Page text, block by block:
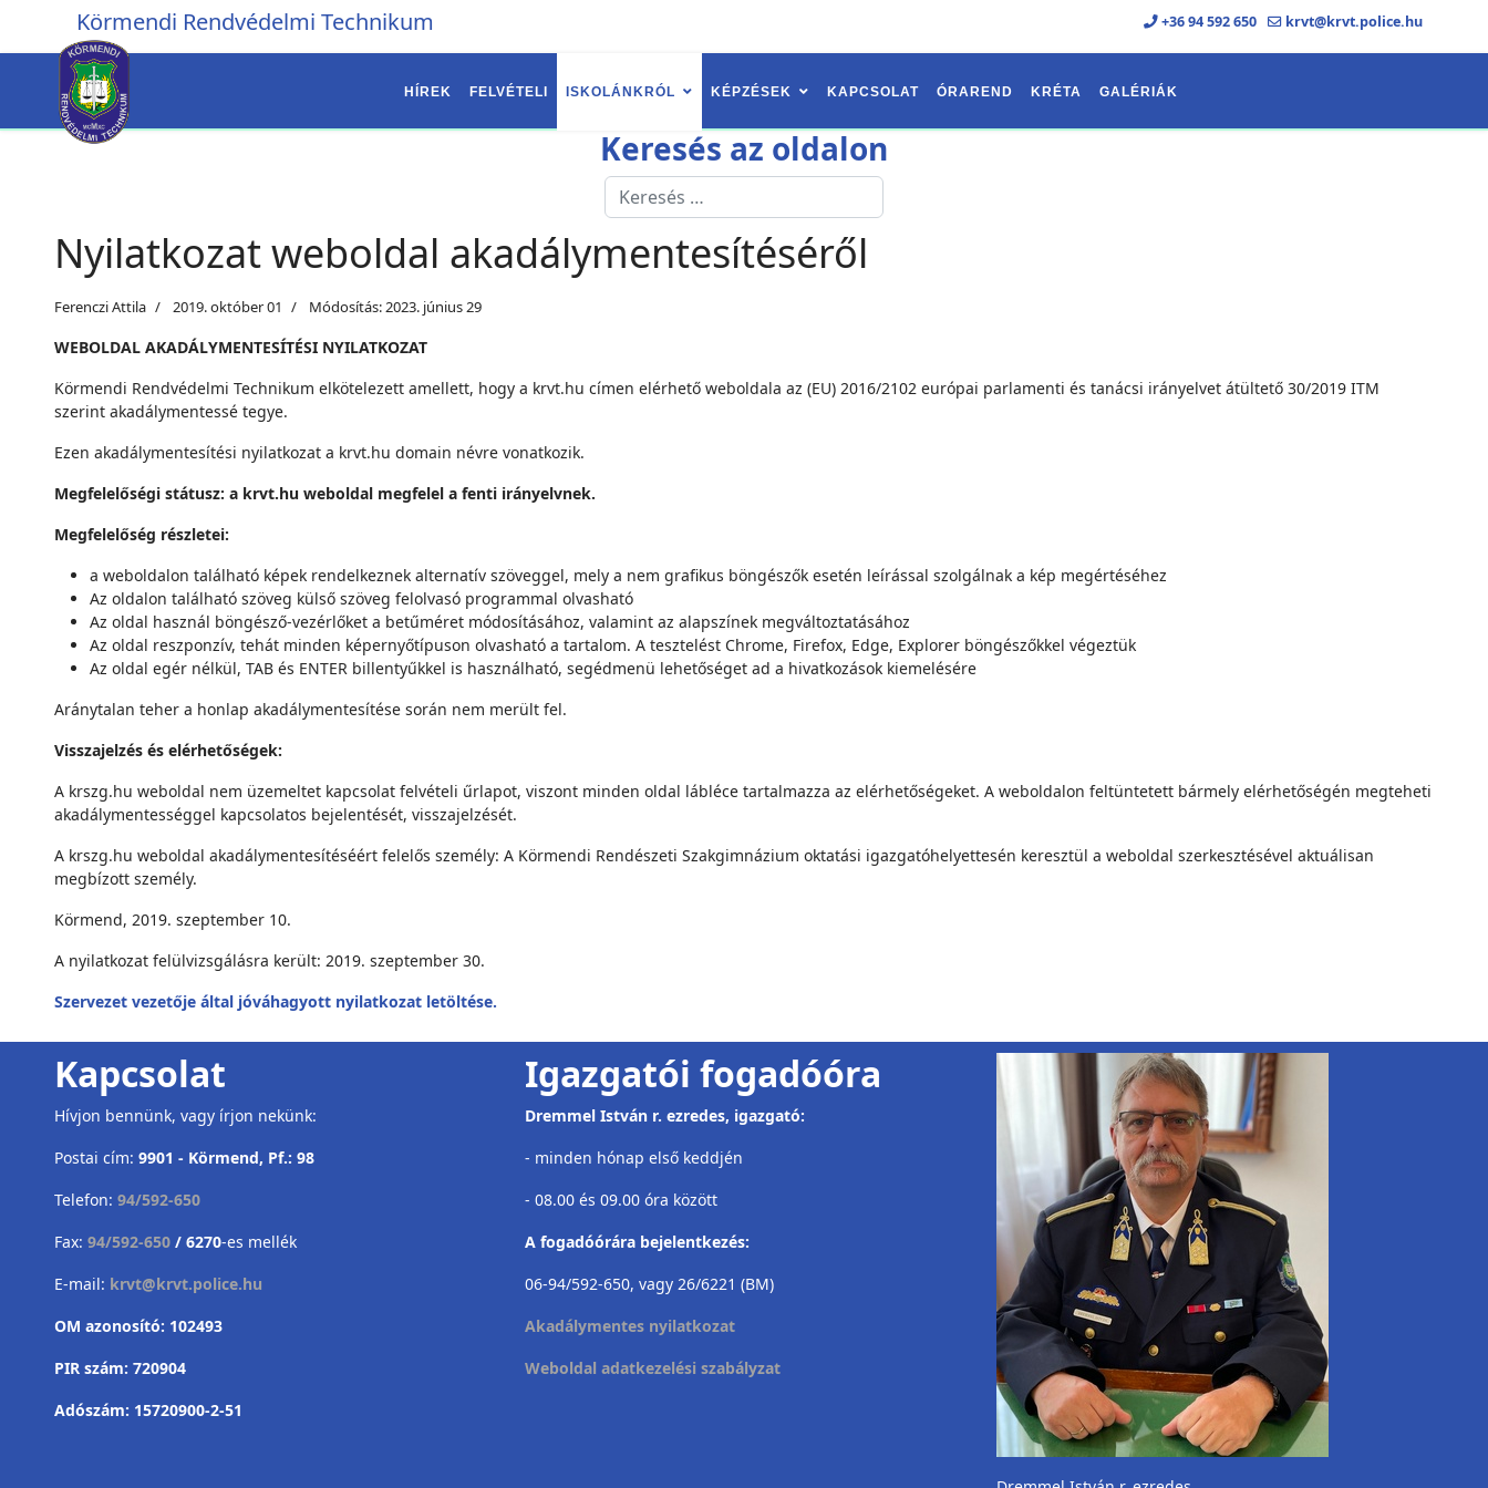
Körmendi Rendvédelmi Technikum +36 94 592 650 krvt@krvt.police.hu
HÍREK FELVÉTELI ISKOLÁNKRÓL KÉPZÉSEK KAPCSOLAT ÓRAREND KRÉTA GALÉRIÁK
Keresés az oldalon
Keresés
Nyilatkozat weboldal akadálymentesítéséről
Ferenczi Attila 2019. október 01 Módosítás: 2023. június 29
WEBOLDAL AKADÁLYMENTESÍTÉSI NYILATKOZAT
Körmendi Rendvédelmi Technikum elkötelezett amellett, hogy a krvt.hu címen elérhető weboldala az (EU) 2016/2102 európai parlamenti és tanácsi irányelvet átültető 30/2019 ITM
szerint akadálymentessé tegye.
Ezen akadálymentesítési nyilatkozat a krvt.hu domain névre vonatkozik.
Megfelelőségi státusz: a krvt.hu weboldal megfelel a fenti irányelvnek.
Megfelelőség részletei:
a weboldalon található képek rendelkeznek alternatív szöveggel, mely a nem grafikus böngészők esetén leírással szolgálnak a kép megértéséhez
Az oldalon található szöveg külső szöveg felolvasó programmal olvasható
Az oldal használ böngésző-vezérlőket a betűméret módosításához, valamint az alapszínek megváltoztatásához
Az oldal reszponzív, tehát minden képernyőtípuson olvasható a tartalom. A tesztelést Chrome, Firefox, Edge, Explorer böngészőkkel végeztük
Az oldal egér nélkül, TAB és ENTER billentyűkkel is használható, segédmenü lehetőséget ad a hivatkozások kiemelésére
Aránytalan teher a honlap akadálymentesítése során nem merült fel.
Visszajelzés és elérhetőségek:
A krszg.hu weboldal nem üzemeltet kapcsolat felvételi űrlapot, viszont minden oldal lábléce tartalmazza az elérhetőségeket. A weboldalon feltüntetett bármely elérhetőségén megteheti
akadálymentességgel kapcsolatos bejelentését, visszajelzését.
A krszg.hu weboldal akadálymentesítéséért felelős személy: A Körmendi Rendészeti Szakgimnázium oktatási igazgatóhelyettesén keresztül a weboldal szerkesztésével aktuálisan
megbízott személy.
Körmend, 2019. szeptember 10.
A nyilatkozat felülvizsgálásra került: 2019. szeptember 30.
Szervezet vezetője által jóváhagyott nyilatkozat letöltése.
Kapcsolat
Hívjon bennünk, vagy írjon nekünk:
Postai cím: 9901 - Körmend, Pf.: 98
Telefon: 94/592-650
Fax: 94/592-650/ 6270-es mellék
E-mail: krvt@krvt.police.hu
OM azonosító: 102493
PIR szám: 720904
Adószám: 15720900-2-51
Igazgatói fogadóóra
Dremmel István r. ezredes, igazgató:
- minden hónap első keddjén
- 08.00 és 09.00 óra között
A fogadóórára bejelentkezés:
06-94/592-650, vagy 26/6221 (BM)
Akadálymentes nyilatkozat
Weboldal adatkezelési szabályzat